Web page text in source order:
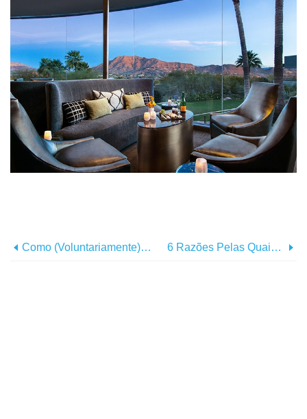
Como (voluntariamente) Ceder Seu Assento No Avião Em Troca De Dinheiro 6 Razões Pelas Quais A Noruega É O País Mais Feliz